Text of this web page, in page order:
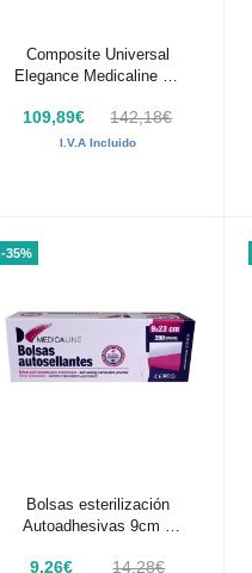
Añadir al carrito
Composite Universal
Elegance Medicaline Kit
109,89€ 142,18€
I.V.A Incluido
-35%
Añadir al carrito
Bolsas esterilización
Autoadhesivas 9cm x
Medicaline
9,26€ 14,28€